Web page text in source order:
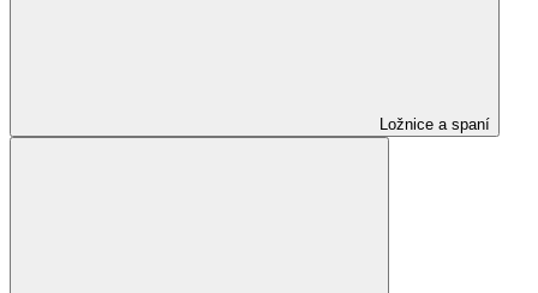
Ložnice a spaní